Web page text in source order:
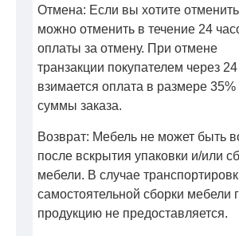
Отмена: Если вы хотите отменить
можно отменить в течение 24
оплаты за отмену. При отмене
транзакции покупателем через
взимается оплата в размере
суммы заказа.
Возврат: Мебель не может быть
после вскрытия упаковки и/или
мебели. В случае
самостоятельной сборки мебели
продукцию не предоставляется.